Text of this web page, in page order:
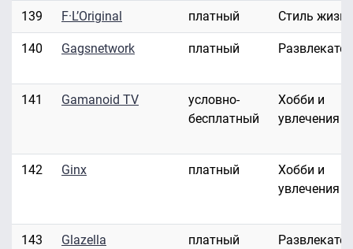
139 F·L’Original платный Стиль жизни
140 Gagsnetwork платный
141 Gamanoid TV
условно-
бесплатный
Хобби и
увлечения
142 Ginx платный
Хобби и
увлечения
143 Glazella платный